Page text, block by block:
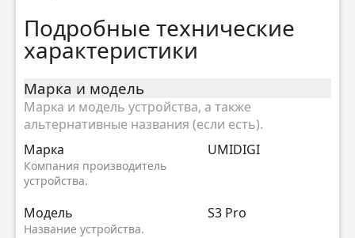
Подробные технические
характеристики
Марка и модель
Марка и модель устройства, а также
альтернативные названия (если есть).
Марка
Компания производитель
устройства.
UMIDIGI
Модель
Название устройства.
S3 Pro